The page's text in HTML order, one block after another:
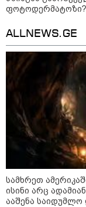
ფოტოდერმატოზი?
ALLNEWS.GE
სამხრეთ
ისინი არც
ააშენა საიდუმლო